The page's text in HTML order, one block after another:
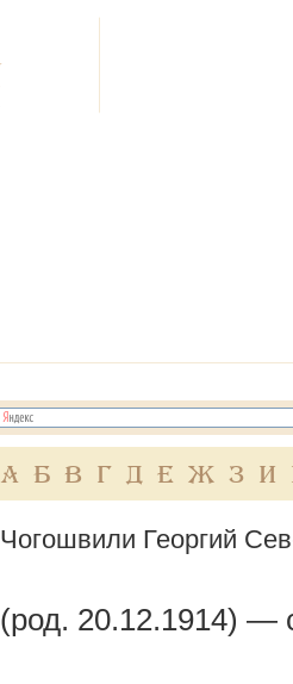
А Б В Г Д Е Ж З И
Чогошвили Георгий
(род. 20.12.1914) —